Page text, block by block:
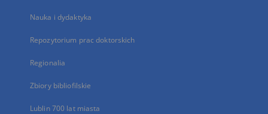
Nauka i dydaktyka
Repozytorium prac doktorskich
Regionalia
Zbiory bibliofilskie
Lublin 700 lat miasta